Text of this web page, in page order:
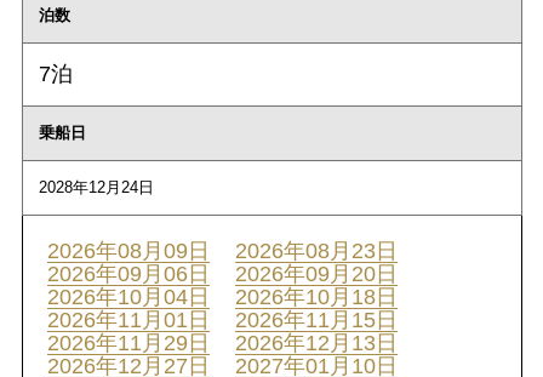
泊数
7泊
乗船日
2028年12月24日
2026年08月09日
2026年08月23日
2026年09月06日
2026年09月20日
2026年10月04日
2026年10月18日
2026年11月01日
2026年11月15日
2026年11月29日
2026年12月13日
2026年12月27日
2027年01月10日